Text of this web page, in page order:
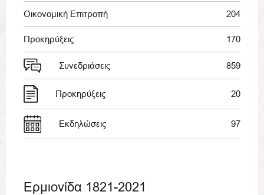
Οικονομική Επιτροπή 204
Προκηρύξεις 170
Συνεδριάσεις 859
Προκηρύξεις 20
Εκδηλώσεις 97
Ερμιονίδα 1821-2021